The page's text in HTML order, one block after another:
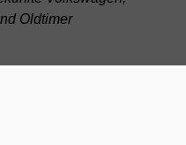
Oldtimer